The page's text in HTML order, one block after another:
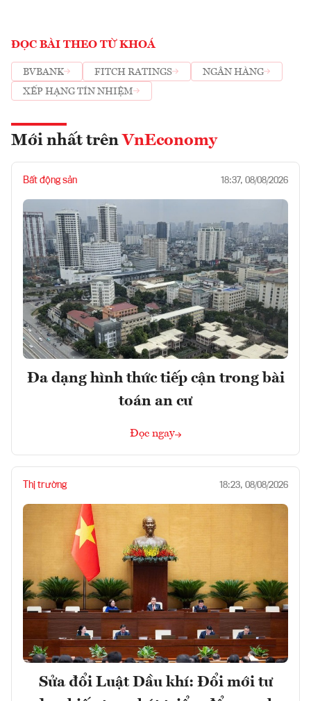
ĐỌC BÀI THEO TỪ KHOÁ
BVBANK FITCH RATINGS
NGÂN HÀNG
XẾP HẠNG TÍN NHIỆM
Mới nhất trên VnEconomy
Bất động sản 18:37, 08/08/2026
Đa dạng hình thức tiếp cận trong bài
toán an cư
Đọc ngay
Thị trường 18:23, 08/08/2026
Sửa đổi Luật Dầu khí: Đổi mới tư